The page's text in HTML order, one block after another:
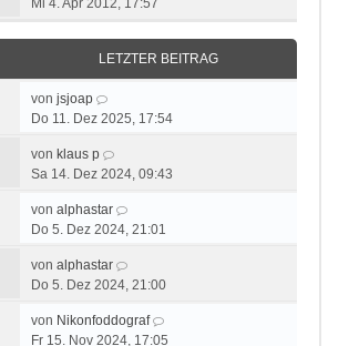
Mi 4. Apr 2012, 17:57
LETZTER BEITRAG
von jsjoap
Do 11. Dez 2025, 17:54
von klaus p
Sa 14. Dez 2024, 09:43
von alphastar
Do 5. Dez 2024, 21:01
von alphastar
Do 5. Dez 2024, 21:00
von Nikonfoddograf
Fr 15. Nov 2024, 17:05